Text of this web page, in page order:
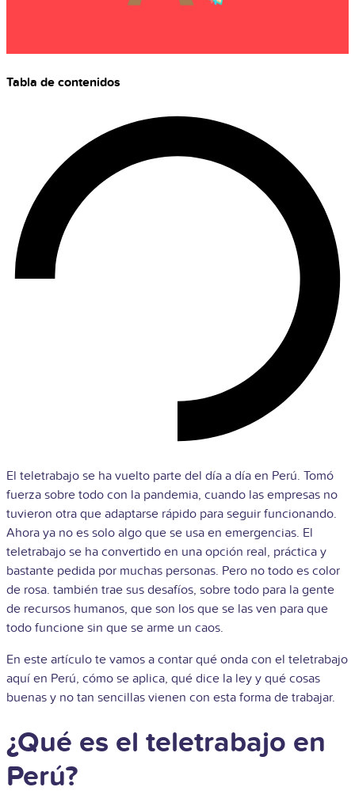
Tabla de contenidos
El teletrabajo se ha vuelto parte del día a día en Perú. Tomó
fuerza sobre todo con la pandemia, cuando las empresas no
tuvieron otra que adaptarse rápido para seguir funcionando.
Ahora ya no es solo algo que se usa en emergencias. El
teletrabajo se ha convertido en una opción real, práctica y
bastante pedida por muchas personas. Pero no todo es color
de rosa. también trae sus desafíos, sobre todo para la gente
de recursos humanos, que son los que se las ven para que
todo funcione sin que se arme un caos.
En este artículo te vamos a contar qué onda con el teletrabajo
aquí en Perú, cómo se aplica, qué dice la ley y qué cosas
buenas y no tan sencillas vienen con esta forma de trabajar.
¿Qué es el teletrabajo en
Perú?